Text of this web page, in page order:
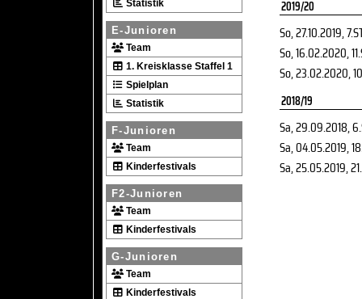
Statistik
E-Junioren
Team
1. Kreisklasse Staffel 1
Spielplan
Statistik
F-Junioren
Team
Kinderfestivals
F2-Junioren
Team
Kinderfestivals
G-Junioren
Team
Kinderfestivals
2019/20
So, 27.10.2019,
So, 16.02.2020,
So, 23.02.2020,
2018/19
Sa, 29.09.2018,
Sa, 04.05.2019,
Sa, 25.05.2019,